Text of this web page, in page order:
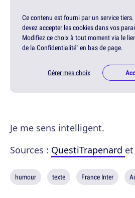
Ce contenu est fourni par un service
devez accepter les cookies dans vos
Modifiez ce choix à tout moment via le
de la Confidentialité" en bas de page.
Gérer mes choix
Je me sens intelligent.
Sources : QuestiTrapenard et
humour texte France Inter